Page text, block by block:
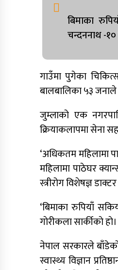
बिमाका
चन्दननाथ -१०
गाउँमा पुगेका
बालबालिका ५३
जुम्लाको एक
क्रियाकलापमा सेना
‘अधिकतम महिलामा
महिलामा पाठेघर
स्त्रीरोग विशेषज्ञ
‘बिमाका रुपियाँ
गाेरीकला सार्कीकाे हाे।
नेपाल सरकारले
स्वास्थ्य विज्ञान